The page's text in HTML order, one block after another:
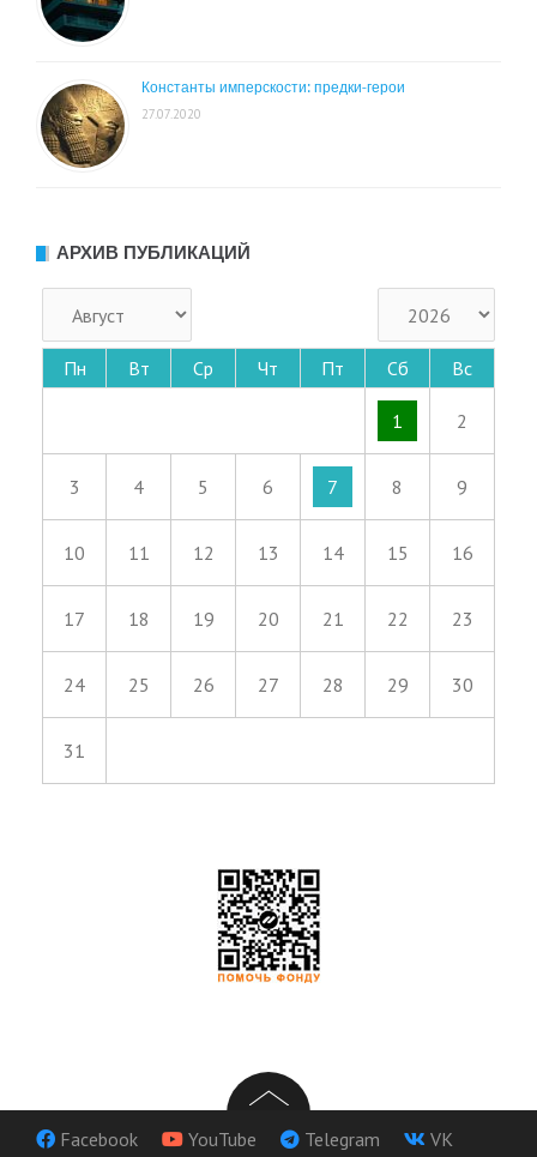
Константы имперскости: предки-герои
27.07.2020
АРХИВ ПУБЛИКАЦИЙ
Пн Вт Ср Чт Пт Сб Вс
1 2
3 4 5 6 7 8 9
10 11 12 13 14 15 16
17 18 19 20 21 22 23
24 25 26 27 28 29 30
31
Facebook YouTube Telegram VK